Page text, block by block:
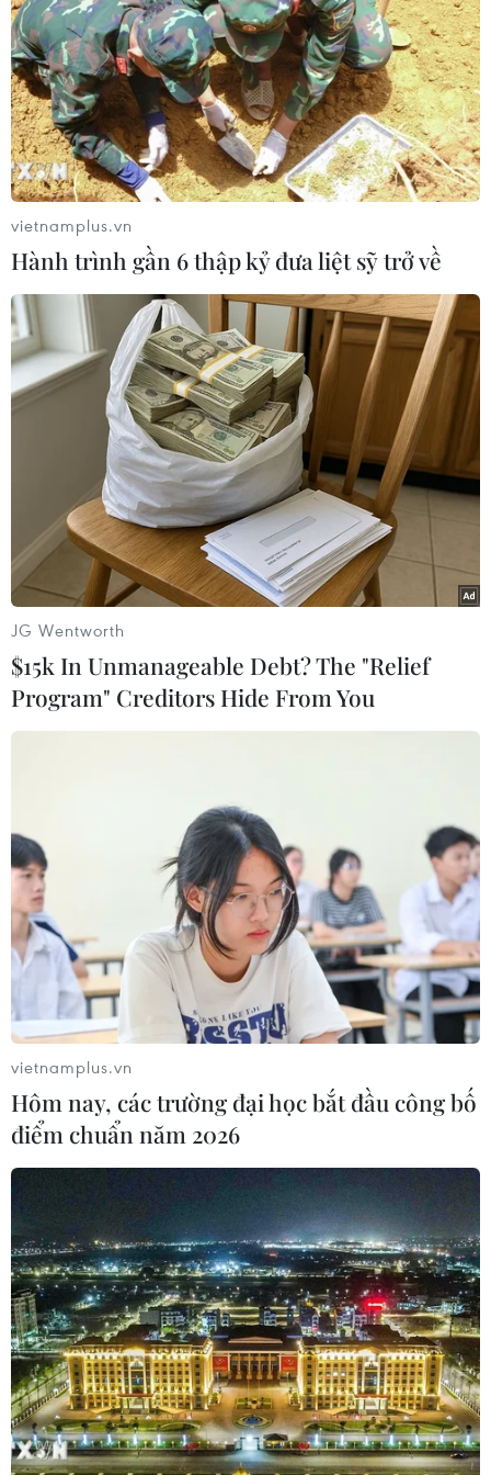
Australia khuyến khích người dân được
tiêm chủng đầy đủ đi du lịch
20/09/2021 10:45
Để chứng minh tình trạng tiêm chủng và nhận được
phiếu giảm giá, du khách sẽ phải xuất trình giấy chứng
nhận tiêm chủng cho các công ty du lịch tham gia trong
chương trình kích cầu trên.
Bỉ phê duyệt tiêm liều vaccine thứ ba cho
Quyết định tiêm liều vaccine ngừa COVID-19 thứ ba cho
người trên 85 tuổi được cho là nhằm bảo vệ người dân
Bỉ tốt hơn trước mối đe dọa của làn sóng lây nhiễm
COVID-19 thứ tư.
Italy cho phép tiêm đồng thời cả vaccine
phòng COVID-19 và cúm
03/10/2021 22:51
Quyết định trên được Bộ Y tế Italy đưa ra sau khi kết
quả một nghiên cứu của Anh cho thấy mọi người có thể
vietnamplus.vn
Hành trình gần 6 thập kỷ đưa liệt sỹ trở về
JG Wentworth
$15k In Unmanageable Debt? The "Relief
Program" Creditors Hide From You
vietnamplus.vn
Hôm nay, các trường đại học bắt đầu công bố
điểm chuẩn năm 2026